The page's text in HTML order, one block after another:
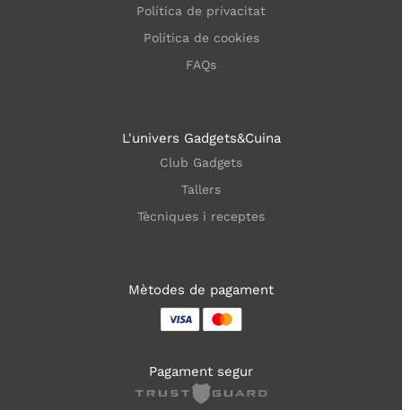
Política de privacitat
Política de cookies
FAQs
L'univers Gadgets&Cuina
Club Gadgets
Tallers
Tècniques i receptes
Mètodes de pagament
Pagament segur